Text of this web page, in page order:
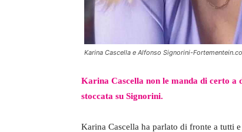
Karina Cascella e Alfonso Signorini-
Karina Cascella non le manda di certo a
stoccata su Signorini.
Karina Cascella ha parlato di fronte a tutti e